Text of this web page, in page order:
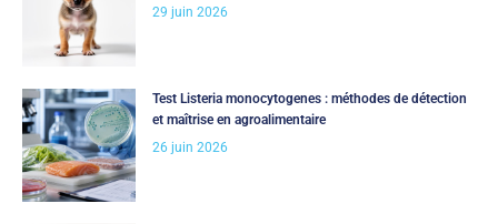
29 juin 2026
Test Listeria monocytogenes : méthodes de détection
et maîtrise en agroalimentaire
26 juin 2026